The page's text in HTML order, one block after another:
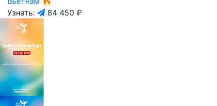
Узнать:
84 450 ₽